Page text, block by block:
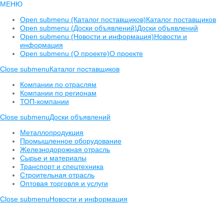
МЕНЮ
Open submenu (Каталог поставщиков)Каталог поставщиков
Open submenu (Доски объявлений)Доски объявлений
Open submenu (Новости и информация)Новости и
информация
Open submenu (О проекте)О проекте
Close submenuКаталог поставщиков
Компании по отраслям
Компании по регионам
ТОП-компании
Close submenuДоски объявлений
Металлопродукция
Промышленное оборудование
Железнодорожная отрасль
Сырье и материалы
Транспорт и спецтехника
Строительная отрасль
Оптовая торговля и услуги
Close submenuНовости и информация